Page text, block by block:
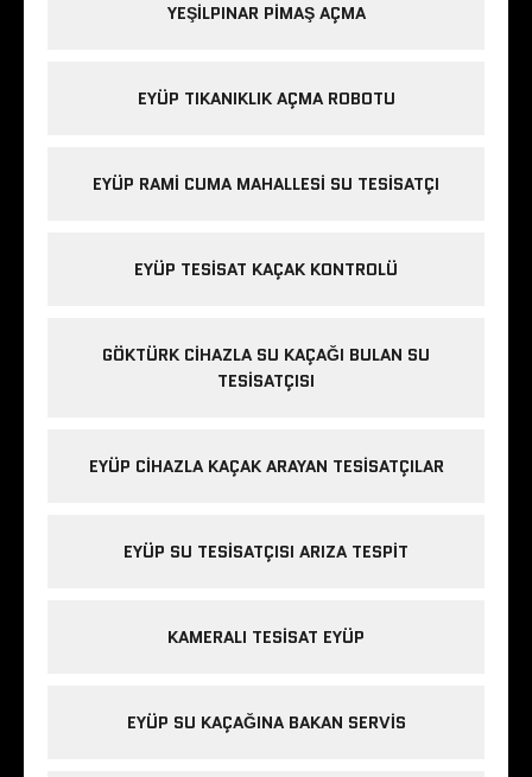
YEŞILPINAR PIMAŞ AÇMA
EYÜP TIKANIKLIK AÇMA ROBOTU
EYÜP RAMI CUMA MAHALLESI SU TESISATÇI
EYÜP TESISAT KAÇAK KONTROLÜ
GÖKTÜRK CIHAZLA SU KAÇAĞI BULAN SU
TESISATÇISI
EYÜP CIHAZLA KAÇAK ARAYAN TESISATÇILAR
EYÜP SU TESISATÇISI ARIZA TESPIT
KAMERALI TESISAT EYÜP
EYÜP SU KAÇAĞINA BAKAN SERVIS